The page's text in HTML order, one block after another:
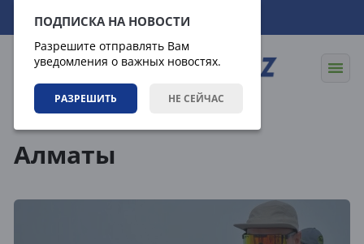
ПОДПИСКА НА НОВОСТИ
Разрешите отправлять Вам
уведомления о важных новостях.
РАЗРЕШИТЬ НЕ СЕЙЧАС
11.08.2026 00:46:18
Алматы